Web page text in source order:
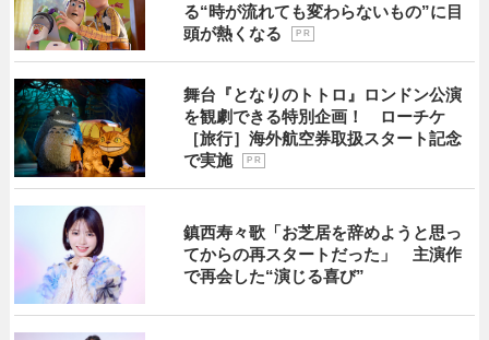
る“時が流れても変わらないもの”に目
頭が熱くなる
P R
舞台『となりのトトロ』ロンドン公演
を観劇できる特別企画！ ローチケ
［旅行］海外航空券取扱スタート記念
で実施
P R
鎮西寿々歌「お芝居を辞めようと思っ
てからの再スタートだった」 主演作
で再会した“演じる喜び”